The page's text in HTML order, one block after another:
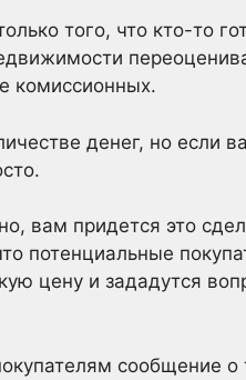
того, что кто-то
комиссионных.
денег, но если
вам придется это
потенциальные
цену и зададутся
сообщение